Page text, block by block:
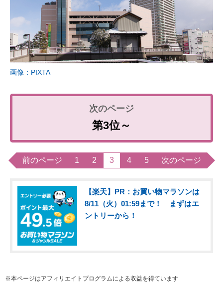
画像：PIXTA
第3位～
前のページ 1 2 3 4 5 次のページ
【楽天】PR：お買い物マラソンは
8/11（火）01:59まで！ まずはエ
ントリーから！
※本ページはアフィリエイトプログラムによる収益を得ています